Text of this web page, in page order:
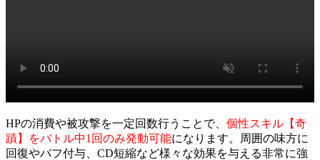
HPの消費や被攻撃を一定回数行うことで、 個性スキル【奇
蹟】をバトル中1回のみ発動可能になります。周囲の味方に
回復やバフ付与、CD短縮など様々な効果を与える非常に強